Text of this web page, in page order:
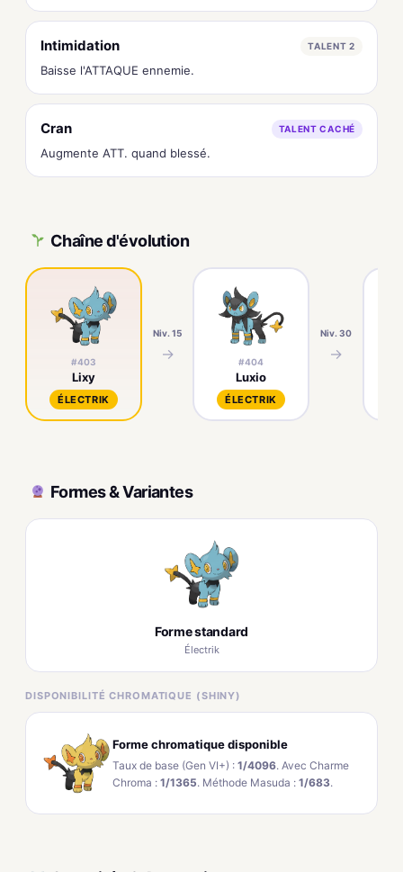
Intimidation TALENT 2
Baisse l'ATTAQUE ennemie.
Cran TALENT CACHÉ
Augmente ATT. quand blessé.
Chaîne d'évolution
#403
Lixy
ÉLECTRIK
Niv. 15
→ #404
Luxio
ÉLECTRIK
Niv. 30
→
Formes & Variantes
Forme standard
Électrik
DISPONIBILITÉ CHROMATIQUE (SHINY)
Forme chromatique disponible
Taux de base (Gen VI+) : 1/4096. Avec Charme
Chroma : 1/1365. Méthode Masuda : 1/683.